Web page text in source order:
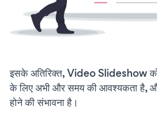
इसके अतिरिक्त, Video Slideshow
के लिए अभी और समय की आवश्यकता है,
होने की संभावना है।